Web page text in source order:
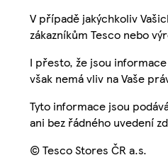
V případě jakýchkoliv
zákazníkům Tesco nebo
I přesto, že jsou
však nemá vliv na Vaše
Tyto informace jsou
ani bez řádného uvedení
© Tesco Stores ČR a.s.